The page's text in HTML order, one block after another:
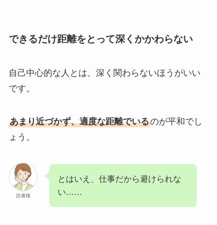
できるだけ距離をとって深くかかわらない
自己中心的な人とは、深く関わらないほうがいい
です。
あまり近づかず、適度な距離でいるのが平和でし
ょう。
読者様
とはいえ、仕事だから避けられな
い……